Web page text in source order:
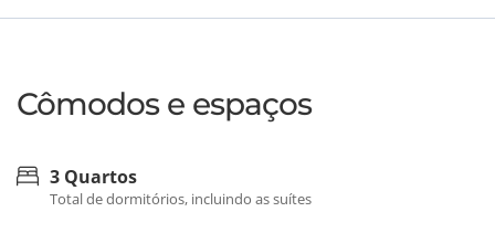
Cômodos e espaços
3 Quartos
Total de dormitórios, incluindo as suítes